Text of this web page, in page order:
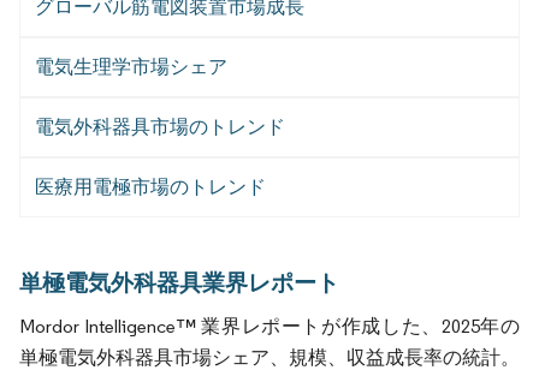
グローバル筋電図装置市場成長
電気生理学市場シェア
電気外科器具市場のトレンド
医療用電極市場のトレンド
単極電気外科器具業界レポート
Mordor Intelligence™ 業界レポートが作成した、2025年の
単極電気外科器具市場シェア、規模、収益成長率の統計。